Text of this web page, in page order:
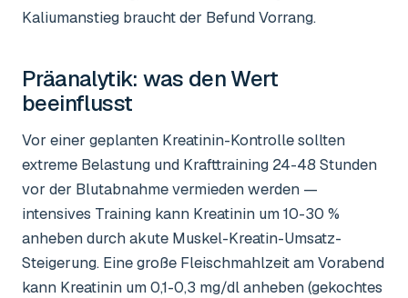
Kaliumanstieg braucht der Befund Vorrang.
Präanalytik: was den Wert
beeinflusst
Vor einer geplanten Kreatinin-Kontrolle sollten
extreme Belastung und Krafttraining 24-48 Stunden
vor der Blutabnahme vermieden werden —
intensives Training kann Kreatinin um 10-30 %
anheben durch akute Muskel-Kreatin-Umsatz-
Steigerung. Eine große Fleischmahlzeit am Vorabend
kann Kreatinin um 0,1-0,3 mg/dl anheben (gekochtes